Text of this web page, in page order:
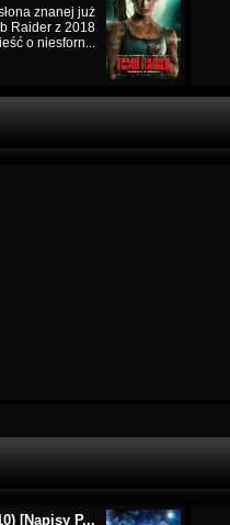
znanej już
Raider z 2018
o niesforn...
[Napisy P...